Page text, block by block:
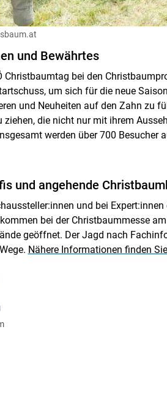
und Bewährtes
Christbaumtag bei den
um sich für die neue
und Neuheiten auf den Zahn zu
die nicht nur mit ihrem
werden über 700 Besucher
und angehende
und bei
bei der Christbaummesse
geöffnet. Der Jagd nach
Nähere Informationen finden